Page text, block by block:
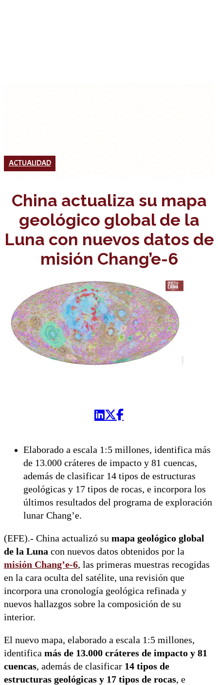
ACTUALIDAD
China actualiza su mapa
geológico global de la
Luna con nuevos datos de
misión Chang’e-6
Elaborado a escala 1:5 millones, identifica más
de 13.000 cráteres de impacto y 81 cuencas,
además de clasificar 14 tipos de estructuras
geológicas y 17 tipos de rocas, e incorpora los
últimos resultados del programa de exploración
lunar Chang’e.
(EFE).- China actualizó su mapa geológico global
de la Luna con nuevos datos obtenidos por la
misión Chang’e-6, las primeras muestras recogidas
en la cara oculta del satélite, una revisión que
incorpora una cronología geológica refinada y
nuevos hallazgos sobre la composición de su
interior.
El nuevo mapa, elaborado a escala 1:5 millones,
identifica más de 13.000 cráteres de impacto y 81
cuencas, además de clasificar 14 tipos de
estructuras geológicas y 17 tipos de rocas, e